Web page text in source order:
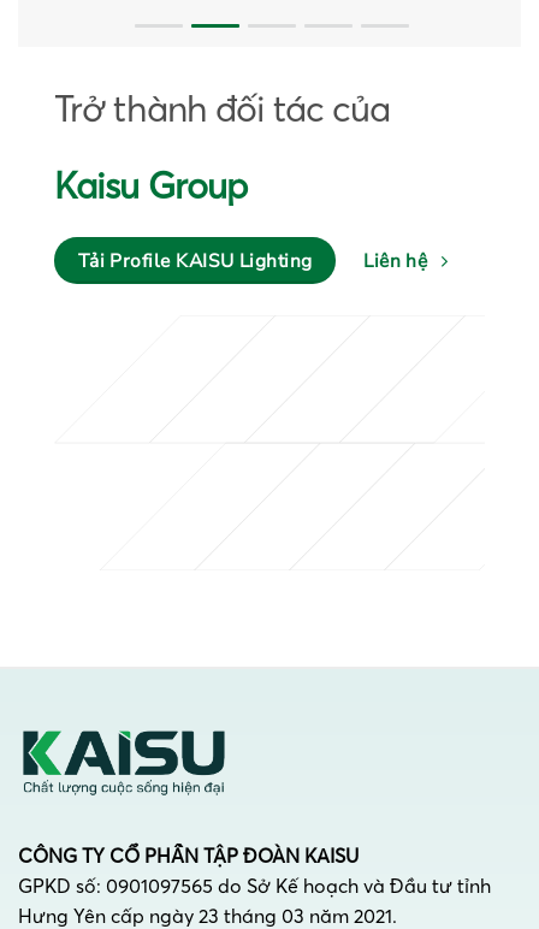
Trở thành đối tác của
Kaisu Group
Tải Profile KAISU Lighting Liên hệ
CÔNG TY CỔ PHẦN TẬP ĐOÀN KAISU
GPKD số: 0901097565 do Sở Kế hoạch và Đầu tư tỉnh
Hưng Yên cấp ngày 23 tháng 03 năm 2021.